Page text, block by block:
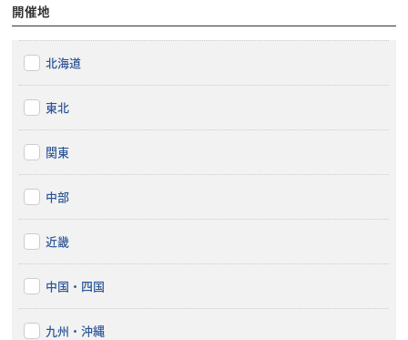
開催地
北海道
東北
関東
中部
近畿
中国・四国
九州・沖縄